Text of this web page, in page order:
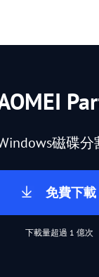
磁碟
免費下載
下載量超過 1 億次